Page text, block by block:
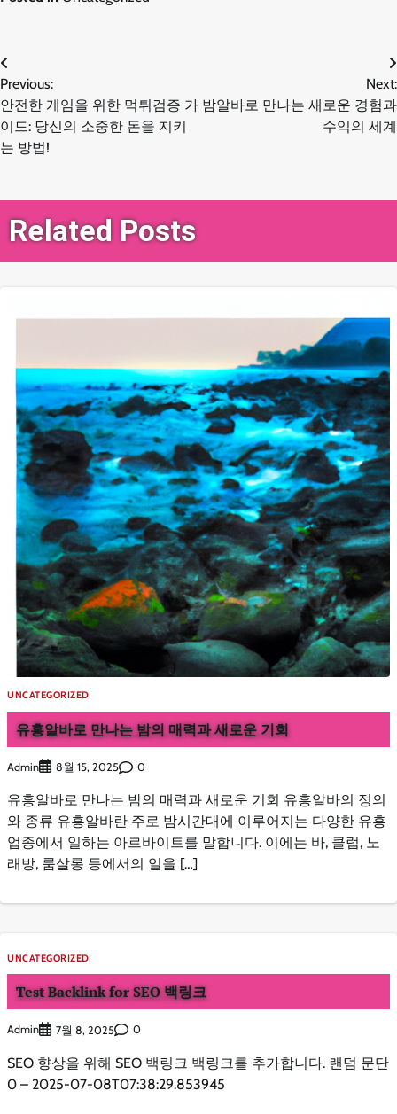
글
탐
Previous:
안전한 게임을 위한 먹튀검증 가
이드: 당신의 소중한 돈을 지키
는 방법!
Next:
밤알바로 만나는 새로운 경험과
수익의 세계
Related Posts
UNCATEGORIZED
유흥알바로 만나는 밤의 매력과 새로운 기회
Admin 8월 15, 2025 0
유흥알바로 만나는 밤의 매력과 새로운 기회 유흥알바의 정의
와 종류 유흥알바란 주로 밤시간대에 이루어지는 다양한 유흥
업종에서 일하는 아르바이트를 말합니다. 이에는 바, 클럽, 노
래방, 룸살롱 등에서의 일을 […]
UNCATEGORIZED
Test Backlink for SEO 백링크
Admin 7월 8, 2025 0
SEO 향상을 위해 SEO 백링크 백링크를 추가합니다. 랜덤 문단
0 – 2025-07-08T07:38:29.853945